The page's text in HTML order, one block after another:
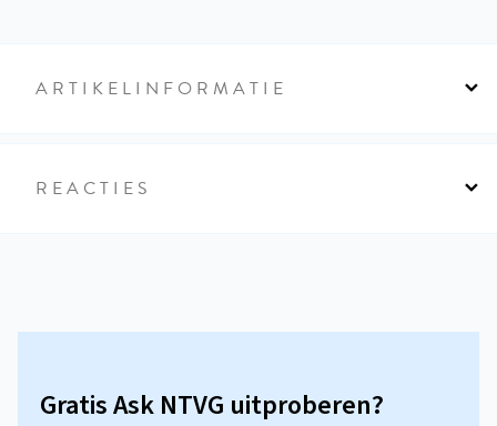
ARTIKELINFORMATIE
REACTIES
Gratis Ask NTVG uitproberen?